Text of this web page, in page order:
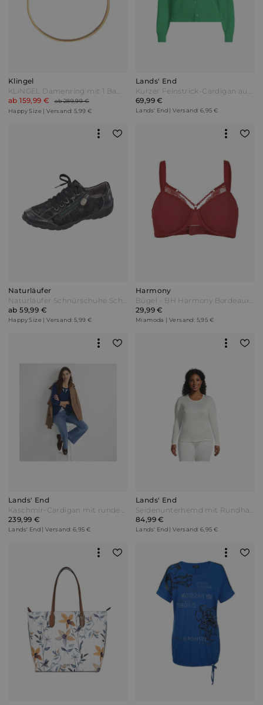
Klingel
KLiNGEL Damenring mit 1 Bambuskoralle Rot
ab 159,99 €
ab 289,99 €
Happy Size | Versand: 5,99 €
Lands' End
Kurzer Feinstrick-Cardigan aus Baumwolle in Plus-Größe Damen Grün by Lands' End
69,99 €
Lands' End | Versand: 6,95 €
Naturläufer
Naturläufer Schnürschuhe Schwarz
ab 59,99 €
Happy Size | Versand: 5,99 €
Harmony
Bügel - BH Harmony Bordeaux Rot
29,99 €
Miamoda | Versand: 5,95 €
Lands' End
Kaschmir-Cardigan mit rundem Ausschnitt in Petite-Größe Damen Blau by Lands' End
239,99 €
Lands' End | Versand: 6,95 €
Lands' End
Seidenunterhemd mit Rundhalsausschnitt in Plus-Größe Damen Weiß by Lands' End
84,99 €
Lands' End | Versand: 6,95 €